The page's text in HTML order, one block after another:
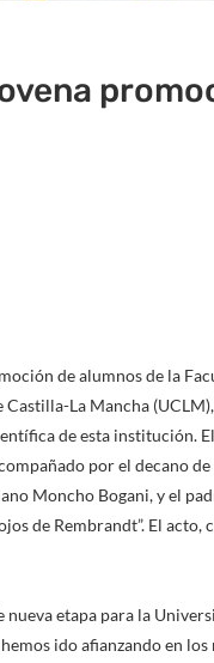
de alumnos de la
La Mancha
de esta institución.
por el decano
Moncho Bogani, y el
de Rembrandt”. El
etapa para la
ido afianzando en